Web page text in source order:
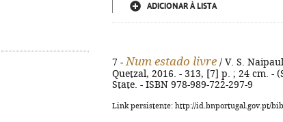
ADICIONAR À LISTA
7 - Num estado livre / V. S.
Quetzal, 2016. - 313, [7] p. ; 24 cm. -
State. - ISBN 978-989-722-297-9
Link persistente: http://id.bnportugal.gov.pt/